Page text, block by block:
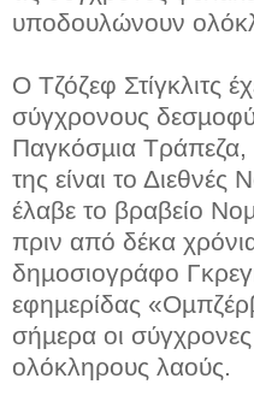
υποδουλώνουν
Ο Τζόζεφ Στίγκλιτς
σύγχρονους
Παγκόσµια
της είναι το Διεθνές
έλαβε το βραβείο
πριν από δέκα
δηµοσιογράφο
εφηµερίδας
σήµερα οι
ολόκληρους λαούς.